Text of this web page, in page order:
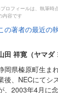
ロフィールは、執筆時
内容です
の著者の最近の
田 祥寛（ヤマダ
岡県榛原町生ま
後、NECにてシ
、2003年4月に